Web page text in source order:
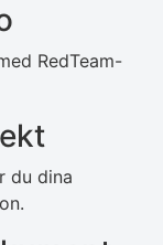
RedTeam-
du dina